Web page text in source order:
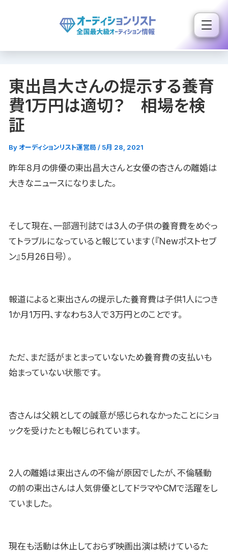
ス
東出昌大さんの提示する養育
費1万円は適切？ 相場を検
証
By オーディションリスト運営局 / 5月 28, 2021
昨年８月の俳優の東出昌大さんと女優の杏さんの離婚は
大きなニュースになりました。
そして現在、一部週刊誌では3人の子供の養育費をめぐっ
てトラブルになっていると報じています（『Newポストセブ
ン』5月26日号）。
報道によると東出さんの提示した養育費は子供1人につき
1か月1万円、すなわち3人で3万円とのことです。
ただ、まだ話がまとまっていないため養育費の支払いも
始まっていない状態です。
杏さんは父親としての誠意が感じられなかったことにショ
ックを受けたとも報じられています。
2人の離婚は東出さんの不倫が原因でしたが、不倫騒動
の前の東出さんは人気俳優としてドラマやCMで活躍をし
ていました。
現在も活動は休止しておらず映画出演は続けているた